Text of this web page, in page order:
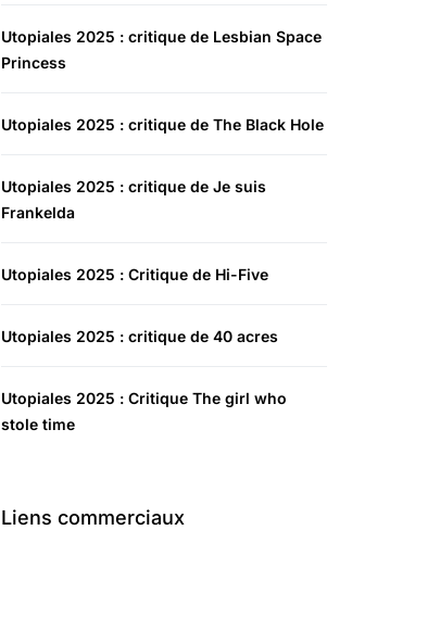
Utopiales 2025 : critique de Lesbian Space
Princess
Utopiales 2025 : critique de The Black Hole
Utopiales 2025 : critique de Je suis
Frankelda
Utopiales 2025 : Critique de Hi-Five
Utopiales 2025 : critique de 40 acres
Utopiales 2025 : Critique The girl who
stole time
Liens commerciaux